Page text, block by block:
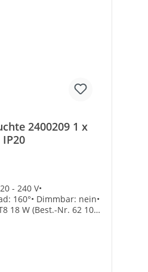
2400209 1 x
IP20
- 240 V•
160°• Dimmbar: nein•
18 W (Best.-Nr. 62 102